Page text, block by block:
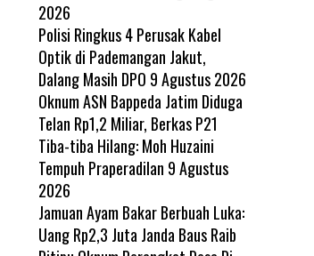
2026
Polisi Ringkus 4 Perusak Kabel
Optik di Pademangan Jakut,
Dalang Masih DPO 9 Agustus 2026
Oknum ASN Bappeda Jatim Diduga
Telan Rp1,2 Miliar, Berkas P21
Tiba-tiba Hilang: Moh Huzaini
Tempuh Praperadilan 9 Agustus
2026
Jamuan Ayam Bakar Berbuah Luka:
Uang Rp2,3 Juta Janda Baus Raib